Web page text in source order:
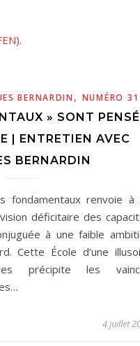
.
BERNARDIN , NUMÉRO 31
» SONT
| ENTRETIEN AVEC
BERNARDIN
fondamentaux renvoie à
déficitaire des
à une faible
Cette École d’une
précipite les
4 juillet